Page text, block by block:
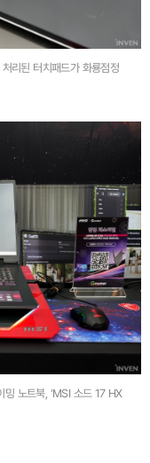
리된 터치패드가 화룡점정
노트북, 'MSI 소드 17 HX